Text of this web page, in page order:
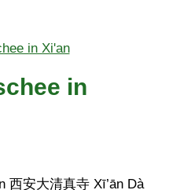
in
西安大清真寺 Xī’ān Dà